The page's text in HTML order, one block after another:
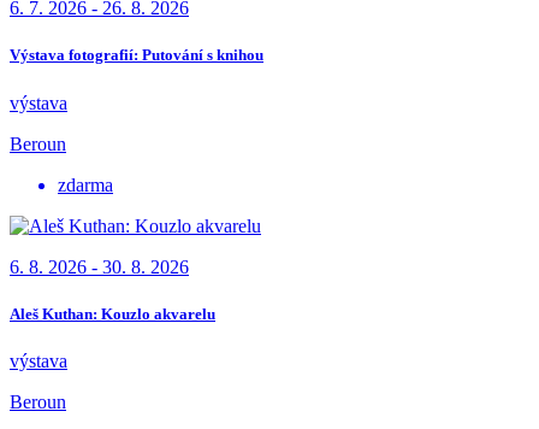
6. 7. 2026 - 26. 8. 2026
Výstava fotografií: Putování s knihou
výstava
Beroun
zdarma
6. 8. 2026 - 30. 8. 2026
Aleš Kuthan: Kouzlo akvarelu
výstava
Beroun